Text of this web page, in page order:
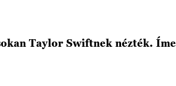
Taylor Swiftnek nézték. Íme